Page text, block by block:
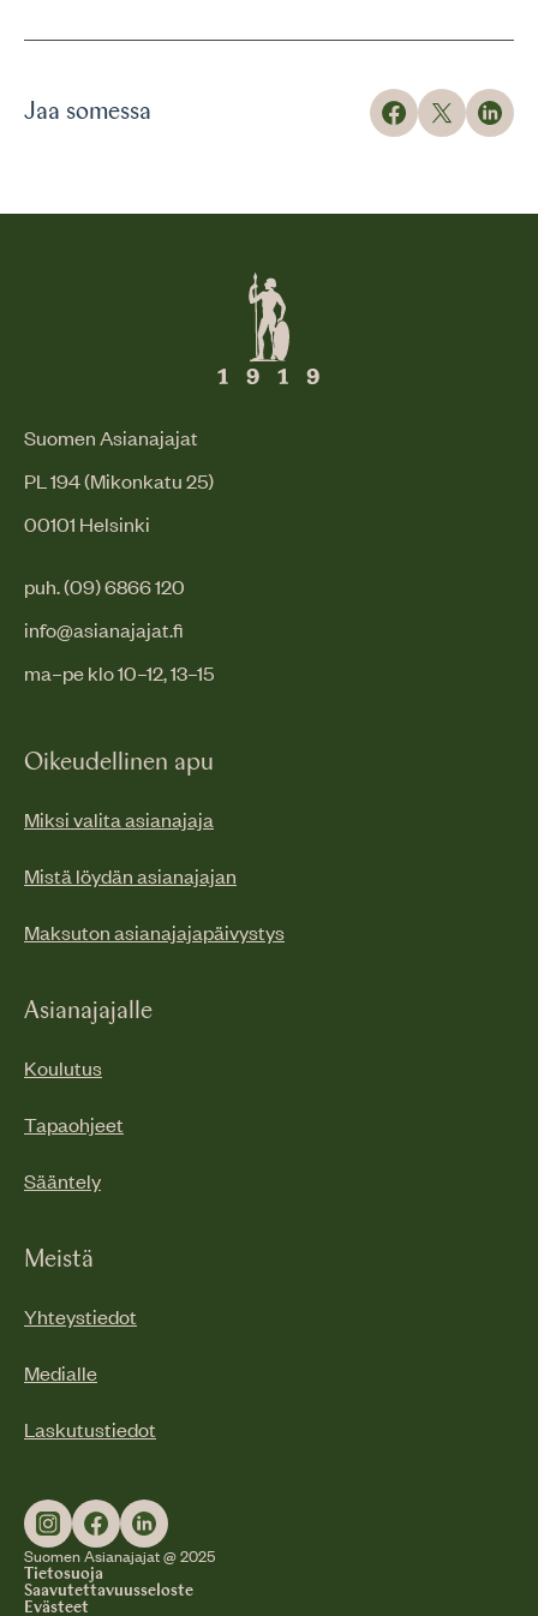
Jaa somessa
Suomen Asianajajat
PL 194 (Mikonkatu 25)
00101 Helsinki
puh. (09) 6866 120
info@asianajajat.fi
ma–pe klo 10–12, 13–15
Oikeudellinen apu
Miksi valita asianajaja
Mistä löydän asianajajan
Maksuton asianajajapäivystys
Asianajajalle
Koulutus
Tapaohjeet
Sääntely
Meistä
Yhteystiedot
Medialle
Laskutustiedot
Suomen Asianajajat @ 2025
Tietosuoja
Saavutettavuusseloste
Evästeet